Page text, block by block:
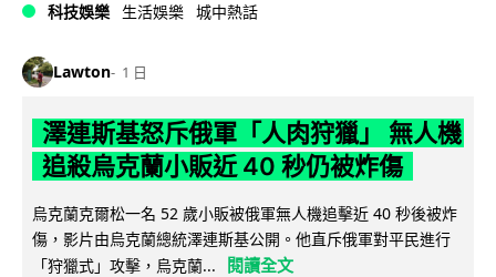
科技娛樂 生活娛樂 城中熱話
Lawton 1 日
澤連斯基怒斥俄軍「人肉狩獵」 無人機
追殺烏克蘭小販近 40 秒仍被炸傷
烏克蘭克爾松一名 52 歲小販被俄軍無人機追擊近 40 秒後被炸
傷，影片由烏克蘭總統澤連斯基公開。他直斥俄軍對平民進行
「狩獵式」攻擊，烏克蘭...
閱讀全文